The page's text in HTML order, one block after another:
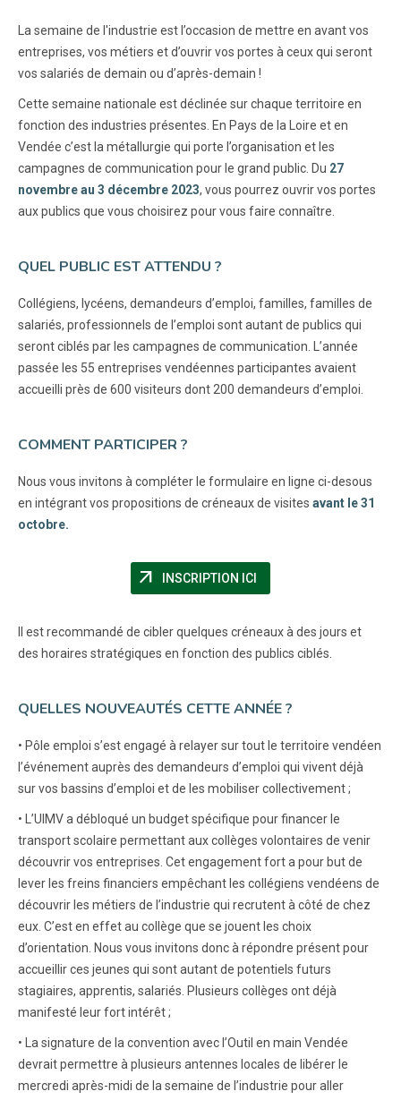
La semaine de l'industrie est l’occasion de mettre en avant vos
entreprises, vos métiers et d’ouvrir vos portes à ceux qui seront
vos salariés de demain ou d’après-demain !
Cette semaine nationale est déclinée sur chaque territoire en
fonction des industries présentes. En Pays de la Loire et en
Vendée c’est la métallurgie qui porte l’organisation et les
campagnes de communication pour le grand public. Du 27
novembre au 3 décembre 2023, vous pourrez ouvrir vos portes
aux publics que vous choisirez pour vous faire connaître.
QUEL PUBLIC EST ATTENDU ?
Collégiens, lycéens, demandeurs d’emploi, familles, familles de
salariés, professionnels de l’emploi sont autant de publics qui
seront ciblés par les campagnes de communication. L’année
passée les 55 entreprises vendéennes participantes avaient
accueilli près de 600 visiteurs dont 200 demandeurs d’emploi.
COMMENT PARTICIPER ?
Nous vous invitons à compléter le formulaire en ligne ci-desous
en intégrant vos propositions de créneaux de visites avant le 31
octobre.
arrow_outward INSCRIPTION ICI(NOUVELLE FENÊTRE)
Il est recommandé de cibler quelques créneaux à des jours et
des horaires stratégiques en fonction des publics ciblés.
QUELLES NOUVEAUTÉS CETTE ANNÉE ?
• Pôle emploi s’est engagé à relayer sur tout le territoire vendéen
l’événement auprès des demandeurs d’emploi qui vivent déjà
sur vos bassins d’emploi et de les mobiliser collectivement ;
• L’UIMV a débloqué un budget spécifique pour financer le
transport scolaire permettant aux collèges volontaires de venir
découvrir vos entreprises. Cet engagement fort a pour but de
lever les freins financiers empêchant les collégiens vendéens de
découvrir les métiers de l’industrie qui recrutent à côté de chez
eux. C’est en effet au collège que se jouent les choix
d’orientation. Nous vous invitons donc à répondre présent pour
accueillir ces jeunes qui sont autant de potentiels futurs
stagiaires, apprentis, salariés. Plusieurs collèges ont déjà
manifesté leur fort intérêt ;
• La signature de la convention avec l’Outil en main Vendée
devrait permettre à plusieurs antennes locales de libérer le
mercredi après-midi de la semaine de l’industrie pour aller